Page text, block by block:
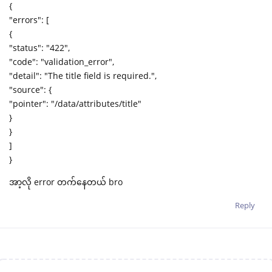
{
"errors": [
{
"status": "422",
"code": "validation_error",
"detail": "The title field is required.",
"source": {
"pointer": "/data/attributes/title"
}
}
]
}
အာ့လို error တက်နေတယ် bro
Reply